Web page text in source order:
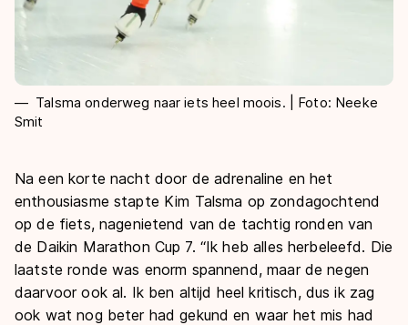
Talsma onderweg naar iets heel moois. | Foto: Neeke
Smit
Na een korte nacht door de adrenaline en het
enthousiasme stapte Kim Talsma op zondagochtend
op de fiets, nagenietend van de tachtig ronden van
de Daikin Marathon Cup 7. “Ik heb alles herbeleefd. Die
laatste ronde was enorm spannend, maar de negen
daarvoor ook al. Ik ben altijd heel kritisch, dus ik zag
ook wat nog beter had gekund en waar het mis had